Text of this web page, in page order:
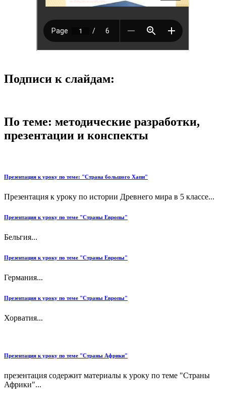
Подписи к слайдам:
По теме: методические разработки,
презентации и конспекты
Презентация к уроку по теме: "Страна большого Хапи"
Презентация к уроку по истории Древнего мира в 5 классе...
Презентация к уроку по теме "Страны Европы"
Бельгия...
Презентация к уроку по теме "Страны Европы"
Германия...
Презентация к уроку по теме "Страны Европы"
Хорватия...
Презентация к уроку по теме "Страны Африки"
презентация содержит материалы к уроку по теме "Страны
Африки"...